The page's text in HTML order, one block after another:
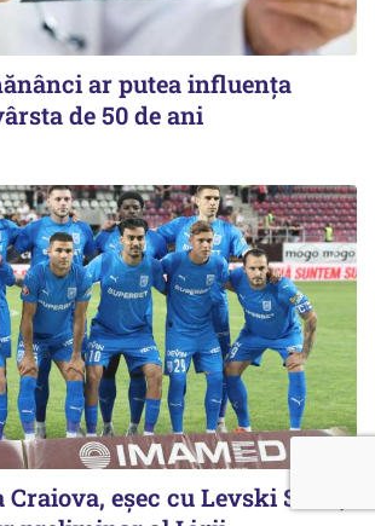
ar putea influența
de 50 de ani
eșec cu Levski Sofia,